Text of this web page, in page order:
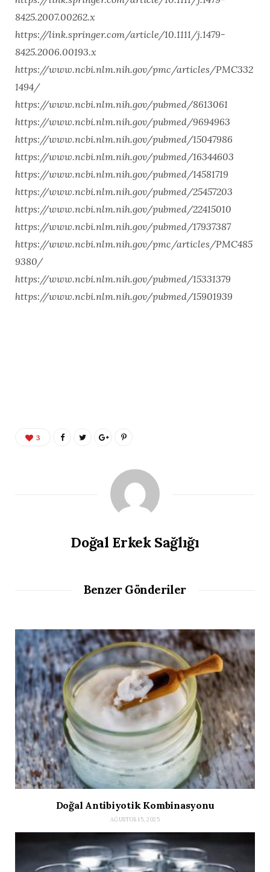
8425.2007.00262.x
https://link.springer.com/article/10.1111/j.1479-
8425.2006.00193.x
https://www.ncbi.nlm.nih.gov/pmc/articles/PMC332
1494/
https://www.ncbi.nlm.nih.gov/pubmed/8613061
https://www.ncbi.nlm.nih.gov/pubmed/9694963
https://www.ncbi.nlm.nih.gov/pubmed/15047986
https://www.ncbi.nlm.nih.gov/pubmed/16344603
https://www.ncbi.nlm.nih.gov/pubmed/14581719
https://www.ncbi.nlm.nih.gov/pubmed/25457203
https://www.ncbi.nlm.nih.gov/pubmed/22415010
https://www.ncbi.nlm.nih.gov/pubmed/17937387
https://www.ncbi.nlm.nih.gov/pmc/articles/PMC485
9380/
https://www.ncbi.nlm.nih.gov/pubmed/15331379
https://www.ncbi.nlm.nih.gov/pubmed/15901939
3
Doğal Erkek Sağlığı
Benzer Gönderiler
Doğal Antibiyotik Kombinasyonu
AĞUSTOS 15, 2025